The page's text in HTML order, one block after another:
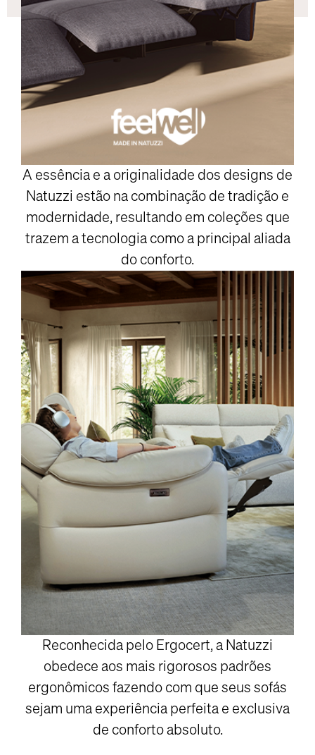
A essência e a originalidade dos designs de
Natuzzi estão na combinação de tradição e
modernidade, resultando em coleções que
trazem a tecnologia como a principal aliada
do conforto.
Reconhecida pelo Ergocert, a Natuzzi
obedece aos mais rigorosos padrões
ergonômicos fazendo com que seus sofás
sejam uma experiência perfeita e exclusiva
de conforto absoluto.